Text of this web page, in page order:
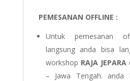
PEMESANAN OFFLINE :
Untuk pemesanan
langsung anda bisa
workshop RAJA JEPARA
– Jawa Tengah. anda